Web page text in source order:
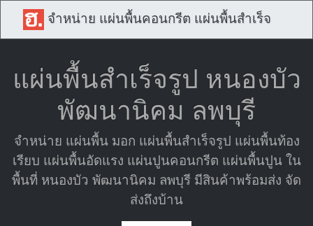
จำหน่าย แผ่นพื้นคอนกรีต แผ่นพื้นสำเร็จ
แผ่นพื้นสำเร็จรูป หนองบัว
พัฒนานิคม ลพบุรี
จำหน่าย แผ่นพื้น มอก แผ่นพื้นสำเร็จรูป แผ่นพื้นท้อง
เรียบ แผ่นพื้นอัดแรง แผ่นปูนคอนกรีต แผ่นพื้นปูน ใน
พื้นที่ หนองบัว พัฒนานิคม ลพบุรี มีสินค้าพร้อมส่ง จัด
ส่งถึงบ้าน